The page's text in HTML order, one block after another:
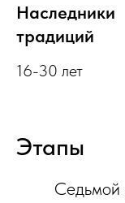
Наследники
традиций
16-30 лет
Этапы
Седьмой